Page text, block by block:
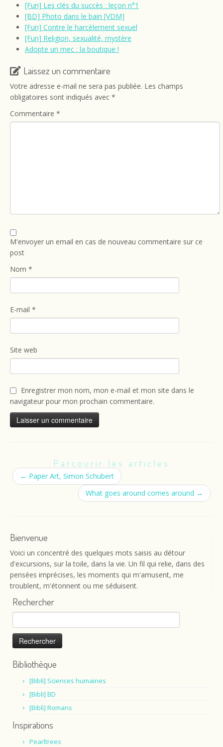
[Fun] Les clés du succès : leçon n°1
[BD] Photo dans le bain [VDM]
[Fun] Contre le harcèlement sexuel
[Fun] Religion, sexualité, mystère
Adopte un mec : la boutique !
Laissez un commentaire
Votre adresse e-mail ne sera pas publiée. Les champs
obligatoires sont indiqués avec *
Commentaire *
M'envoyer un email en cas de nouveau commentaire sur ce
post
Nom *
E-mail *
Site web
Enregistrer mon nom, mon e-mail et mon site dans le
navigateur pour mon prochain commentaire.
Parcourir les articles
← Paper Art, Simon Schubert
What goes around comes around →
Bienvenue
Voici un concentré des quelques mots saisis au détour
d'excursions, sur la toile, dans la vie. Un fil qui relie, dans des
pensées imprécises, les moments qui m'amusent, me
troublent, m'étonnent ou me séduisent.
Rechercher
Rechercher :
Bibliothèque
[Bibli] Sciences humaines
[Bibli] BD
[Bibli] Romans
Inspirations
Pearltrees